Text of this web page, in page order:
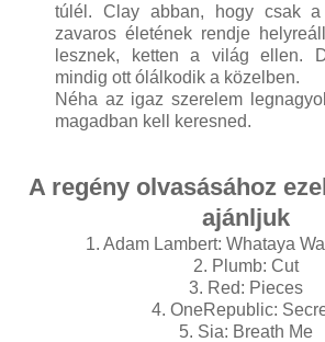
túlél. Clay abban, hogy csak
zavaros életének rendje
lesznek, ketten a világ ellen.
mindig ott ólálkodik a közelben.
Néha az igaz szerelem
magadban kell keresned.
A regény olvasásához
ajánljuk
1. Adam Lambert: Whataya
2. Plumb: Cut
3. Red: Pieces
4. OneRepublic:
5. Sia: Breath Me